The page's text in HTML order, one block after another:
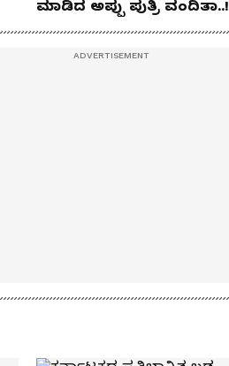
ಮಾಡಿದ ಅಪ್ಪು ಪುತ್ರಿ ವಂದಿತಾ..!